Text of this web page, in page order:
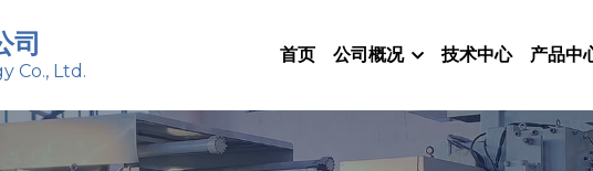
司
Co., Ltd.
首页 公司概况 技术中心 产品中